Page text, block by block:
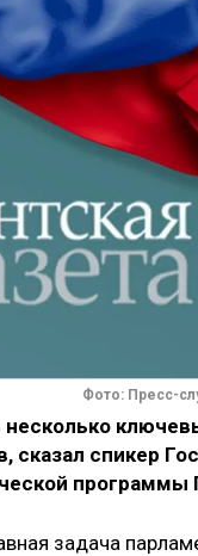
Фото: Пресс-
сказал спикер
программы
задача